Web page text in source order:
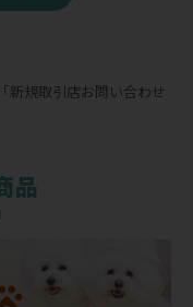
「新規取引店お問い合わせ
品